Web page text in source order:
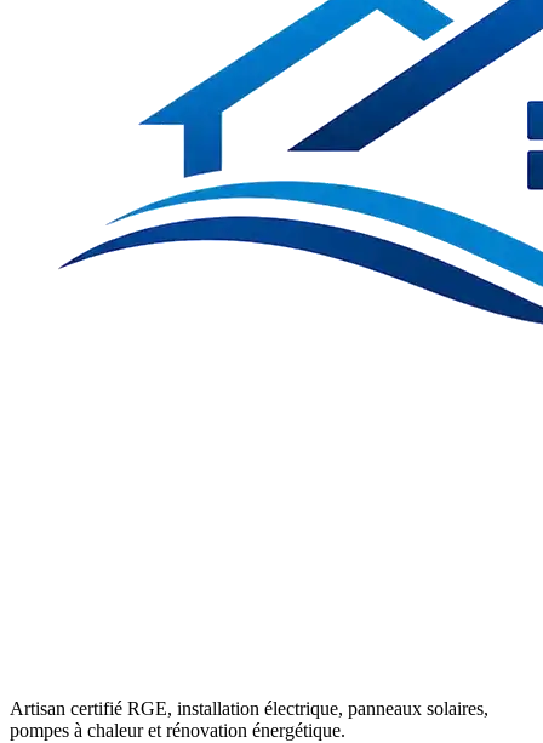
Artisan certifié RGE, installation électrique, panneaux solaires,
pompes à chaleur et rénovation énergétique.